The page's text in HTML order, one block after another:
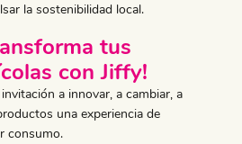
la sostenibilidad local.
tus
con Jiffy!
a innovar, a cambiar, a
una experiencia de
consumo.